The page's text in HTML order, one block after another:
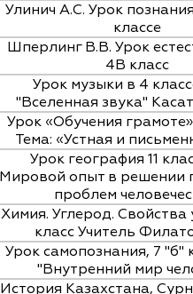
Улинич А.С. Урок
классе
Шперлинг В.В. Урок
4В класс
Урок музыки в 4
"Вселенная звука"
Урок «Обучения грамоте»
Тема: «Устная и
Урок география 11
Мировой опыт в решении
проблем
Химия. Углерод. Свойства
класс Учитель
Урок самопознания, 7 "б"
"Внутренний мир
История Казахстана,